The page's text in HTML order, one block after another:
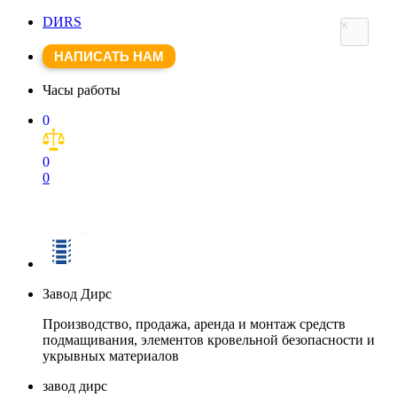
DИRS
НАПИСАТЬ НАМ
Часы работы
0
0
0
Завод Дирс
Производство, продажа, аренда и монтаж средств
подмащивания, элементов кровельной безопасности и
укрывных материалов
завод дирс
×